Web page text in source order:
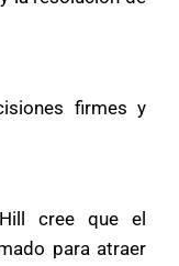
firmes y
cree que el
para atraer